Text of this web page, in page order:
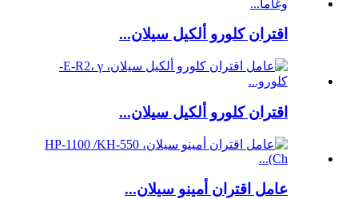
اقتران كلورو ألكيل سيلان...
اقتران كلورو ألكيل سيلان...
عامل اقتران أمينو سيلان...